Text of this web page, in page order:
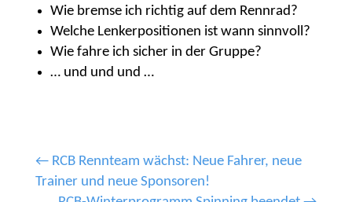
Wie bremse ich richtig auf dem Rennrad?
Welche Lenkerpositionen ist wann sinnvoll?
Wie fahre ich sicher in der Gruppe?
… und und und …
← RCB Rennteam wächst: Neue Fahrer, neue
Trainer und neue Sponsoren!